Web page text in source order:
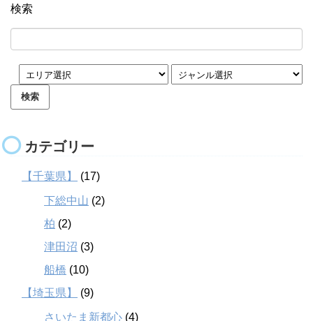
検索
カテゴリー
【千葉県】 (17)
下総中山 (2)
柏 (2)
津田沼 (3)
船橋 (10)
【埼玉県】
(9)
さいたま新都心 (4)